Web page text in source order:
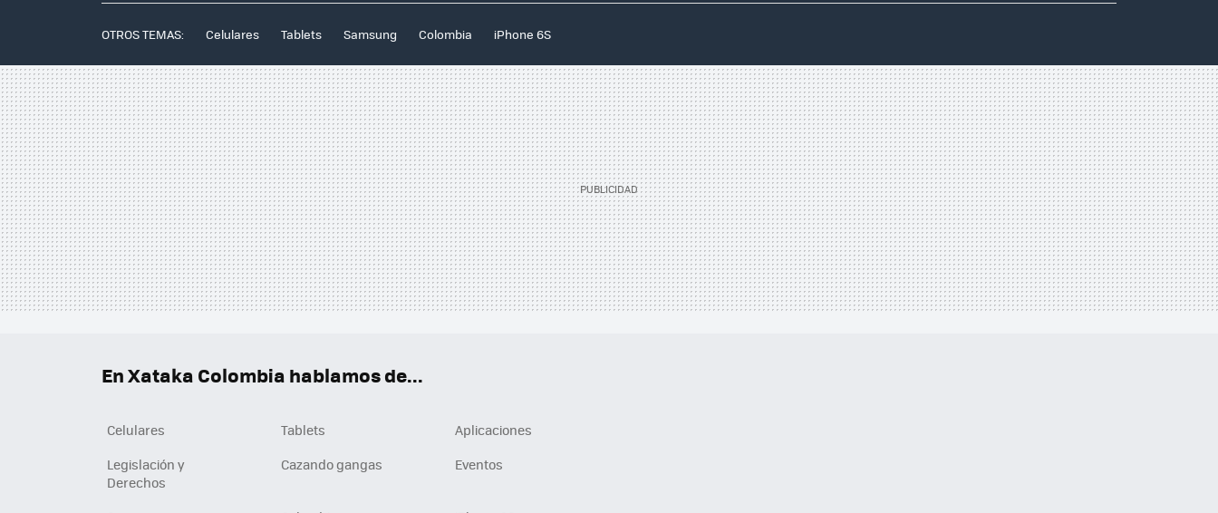
OTROS TEMAS: Celulares Tablets Samsung Colombia iPhone 6S
En Xataka Colombia hablamos de...
Celulares Tablets
Aplicaciones
Legislación y
Derechos
Cazando gangas Eventos